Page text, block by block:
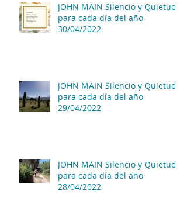
JOHN MAIN Silencio y Quietud
para cada día del año
30/04/2022
JOHN MAIN Silencio y Quietud
para cada día del año
29/04/2022
JOHN MAIN Silencio y Quietud
para cada día del año
28/04/2022